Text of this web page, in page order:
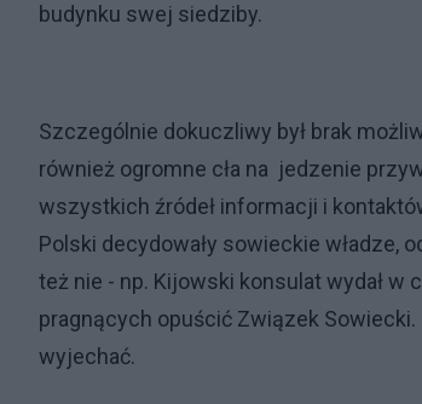
budynku swej siedziby.
Szczególnie dokuczliwy był brak
również ogromne cła na jedzenie
wszystkich źródeł informacji i
Polski decydowały sowieckie władze,
też nie - np. Kijowski konsulat wydał
pragnących opuścić Związek
wyjechać.